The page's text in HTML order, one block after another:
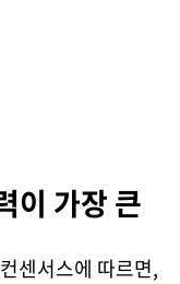
이 가장 큰
센서스에 따르면,